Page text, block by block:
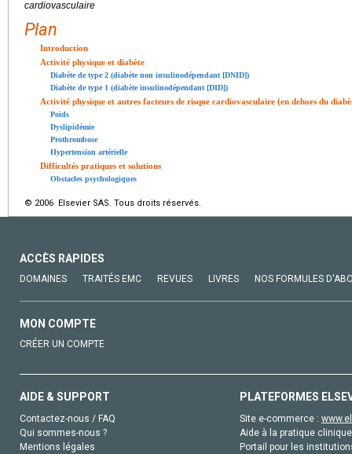
cardiovasculaire
Plan
Introduction
Activité physique et diabète
Diabète de type 2 (diabète non insulinodépendant [DNID])
Diabète de type 1 (diabète insulinodépendant [DID])
Activité physique et autres facteurs de risque cardiovasculaire (en dehors du
Poids
Dyslipidémie
Prothrombose
Hypertension artérielle
Difficultés pratiques et solutions
Obstacles psychologiques
© 2006 Elsevier SAS. Tous droits réservés.
ACCÈS RAPIDES
DOMAINES TRAITÉS EMC REVUES LIVRES NOS FORMULES
MON COMPTE
CRÉER UN COMPTE
AIDE & SUPPORT
Contactez-nous / FAQ
Qui sommes-nous ?
Mentions légales
PLATEFORMES
Site e-commerce :
Aide à la pratique
Portail pour les